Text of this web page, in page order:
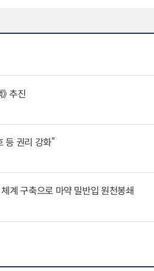
추진
등 권리 강화”
계 구축으로 마약 밀반입 원천봉쇄